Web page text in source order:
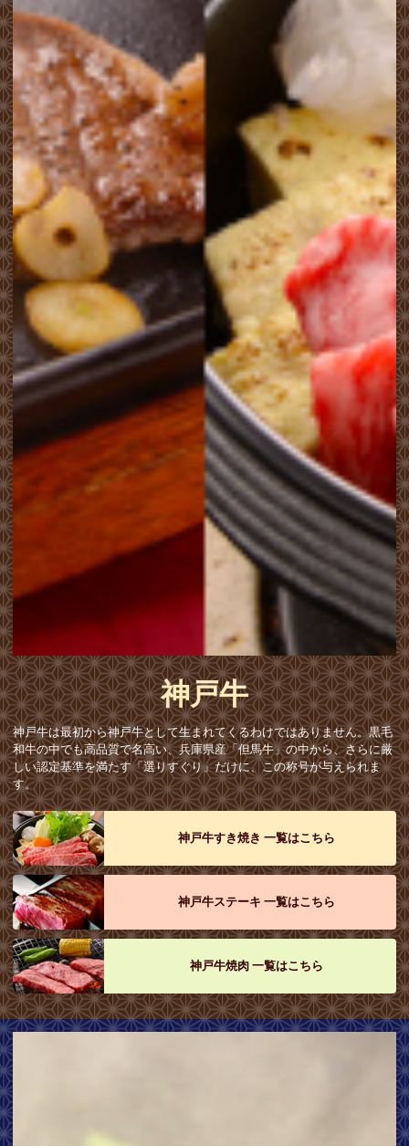
神戸牛
神戸牛は最初から神戸牛として生まれてくるわけではありません。黒毛
和牛の中でも高品質で名高い、兵庫県産「但馬牛」の中から、さらに厳
しい認定基準を満たす「選りすぐり」だけに、この称号が与えられま
す。
神戸牛すき焼き 一覧はこちら
神戸牛ステーキ 一覧はこちら
神戸牛焼肉 一覧はこちら